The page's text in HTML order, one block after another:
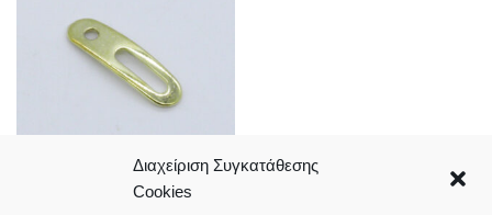
Διαχείριση Συγκατάθεσης
Cookies
Χρυσό παραλληλόγραμμο